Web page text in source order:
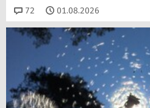
72 Kommentare
01.08.2026